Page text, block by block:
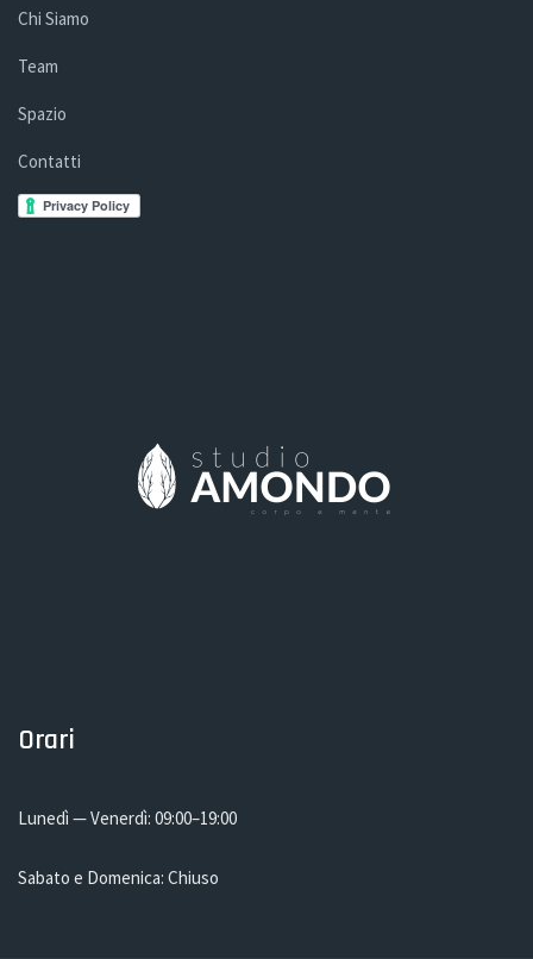
Chi Siamo
Team
Spazio
Contatti
Orari
Lunedì — Venerdì: 09:00–19:00
Sabato e Domenica: Chiuso